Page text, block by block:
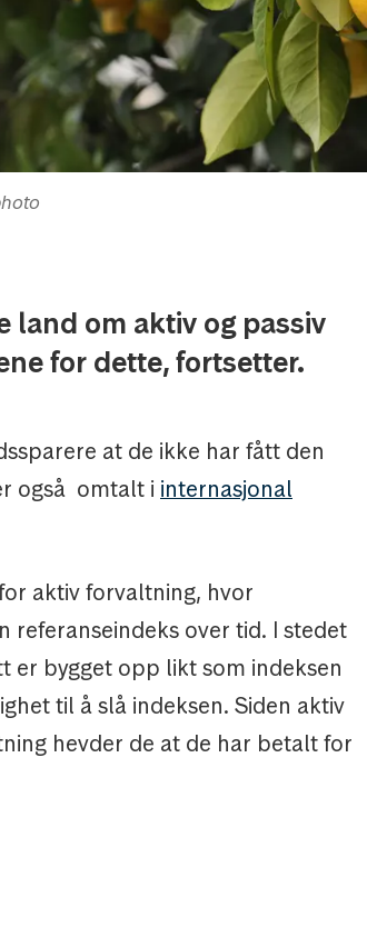
land om aktiv og passiv
for dette, fortsetter.
at de ikke har fått den
også omtalt i internasjonal
aktiv forvaltning, hvor
referanseindeks over tid. I stedet
er bygget opp likt som indeksen
til å slå indeksen. Siden aktiv
hevder de at de har betalt for